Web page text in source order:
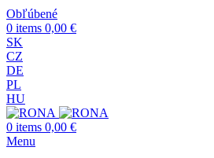
Obľúbené
0 items 0,00 €
SK
CZ
DE
PL
HU
0 items 0,00 €
Menu